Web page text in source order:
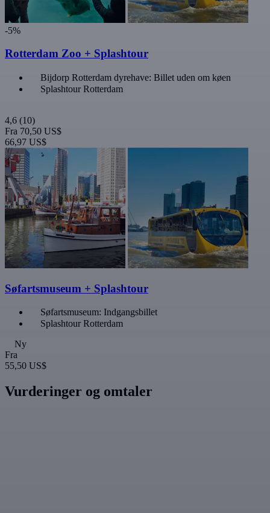
-5%
Rotterdam Zoo + Splashtour
Bijdorp Rotterdam dyrehave: Billet uden om køen
Splashtour Rotterdam
4,6 (10)
Fra 70,50 US$
66,97 US$
Søfartsmuseum + Splashtour
Søfartsmuseum: Indgangsbillet
Splashtour Rotterdam
Ny
Fra
55,50 US$
Vurderinger og omtaler